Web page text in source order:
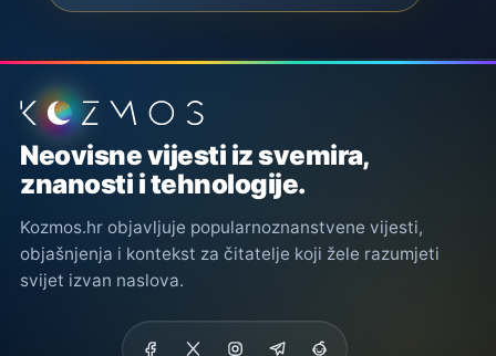
Podnožje stranice
Neovisne vijesti iz svemira,
znanosti i tehnologije.
Kozmos.hr objavljuje popularnoznanstvene vijesti,
objašnjenja i kontekst za čitatelje koji žele razumjeti
svijet izvan naslova.